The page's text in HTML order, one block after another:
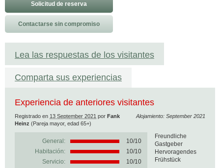
Solicitud de reserva
Contactarse sin compromiso
Lea las respuestas de los visitantes
Comparta sus experiencias
Experiencia de anteriores visitantes
Alojamiento: September 2021
Registrado en 13 September 2021 por Fank
Heinz (Pareja mayor, edad 65+)
General: 10/10
Habitación:
10/10
Servicio:
10/10
Freundliche
Gastgeber
Hervoragendes
Frühstück